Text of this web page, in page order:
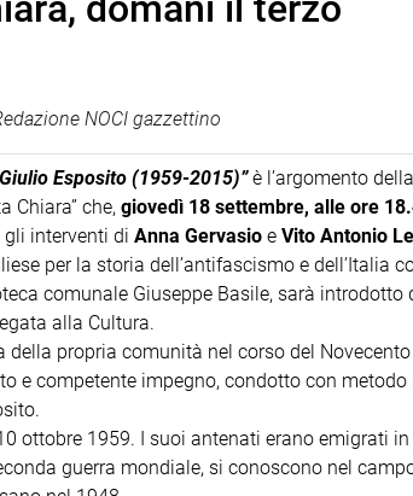
NOCI gazzettino
Esposito (1959-2015)”è l’argomento
Chiara” che, giovedì 18 settembre, alle ore
gli interventi di Anna Gervasio e Vito Antonio
per la storia dell’antifascismo e dell’Italia
comunale Giuseppe Basile, sarà introdotto
alla Cultura.
propria comunità nel corso del
e competente impegno, condotto con
ottobre 1959. I suoi antenati erano emigrati in
guerra mondiale, si conoscono nel